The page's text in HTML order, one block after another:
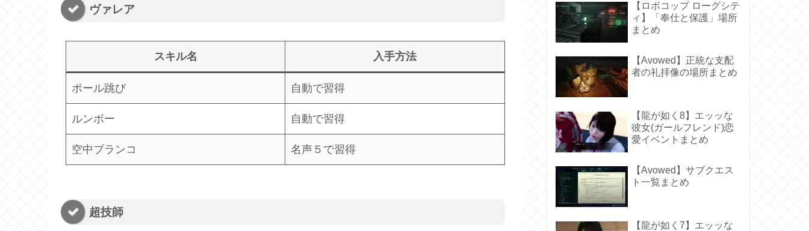
ヴァレア
スキル名 入手方法
ポール跳び 自動で習得
ルンボー 自動で習得
空中ブランコ 名声５で習得
超技師
【ロボコップ ローグシテ
ィ】「奉仕と保護」場所
まとめ
【Avowed】正統な支配
者の礼拝像の場所まとめ
【龍が如く8】エッッな
彼女(ガールフレンド)恋
愛イベントまとめ
【Avowed】サブクエス
ト一覧まとめ
【龍が如く7】エッッな